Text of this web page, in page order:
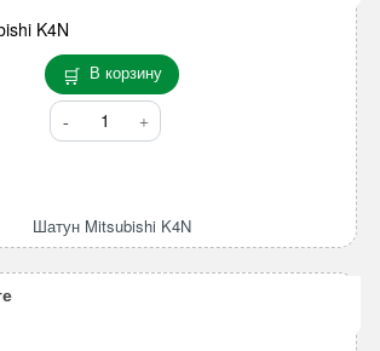
В корзину
Количество
товара
Шатун Mitsubishi K4N